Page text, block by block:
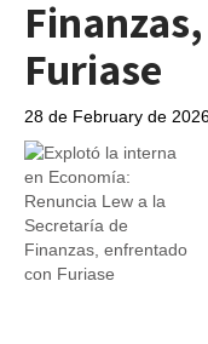
Furiase
28 de February de